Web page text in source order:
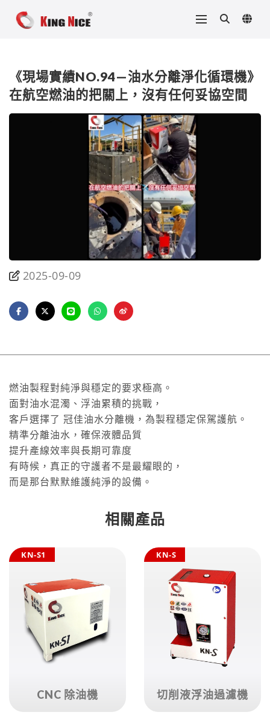
《現場實績NO.94—油水分離淨化循環機》
在航空燃油的把關上，沒有任何妥協空間
2025-09-09
燃油製程對純淨與穩定的要求極高。
面對油水混濁、浮油累積的挑戰，
客戶選擇了 冠佳油水分離機，為製程穩定保駕護航。
精準分離油水，確保液體品質
提升產線效率與長期可靠度
有時候，真正的守護者不是最耀眼的，
而是那台默默維護純淨的設備。
相關產品
KN-S1
CNC 除油機
KN-S
切削液浮油過濾機